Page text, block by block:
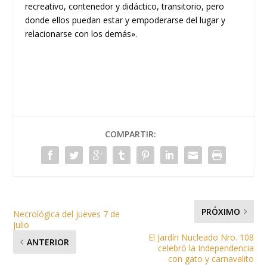
recreativo, contenedor y didáctico, transitorio, pero
donde ellos puedan estar y empoderarse del lugar y
relacionarse con los demás».
COMPARTIR:
Necrológica del jueves 7 de
julio
ANTERIOR
PRÓXIMO
El Jardín Nucleado Nro. 108
celebró la Independencia
con gato y carnavalito